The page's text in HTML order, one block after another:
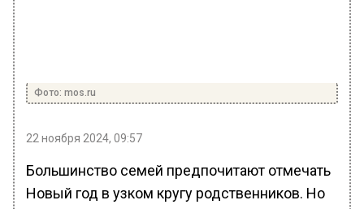
Фото: mos.ru
22 ноября 2024, 09:57
Большинство семей предпочитают отмечать
Новый год в узком кругу родственников. Но